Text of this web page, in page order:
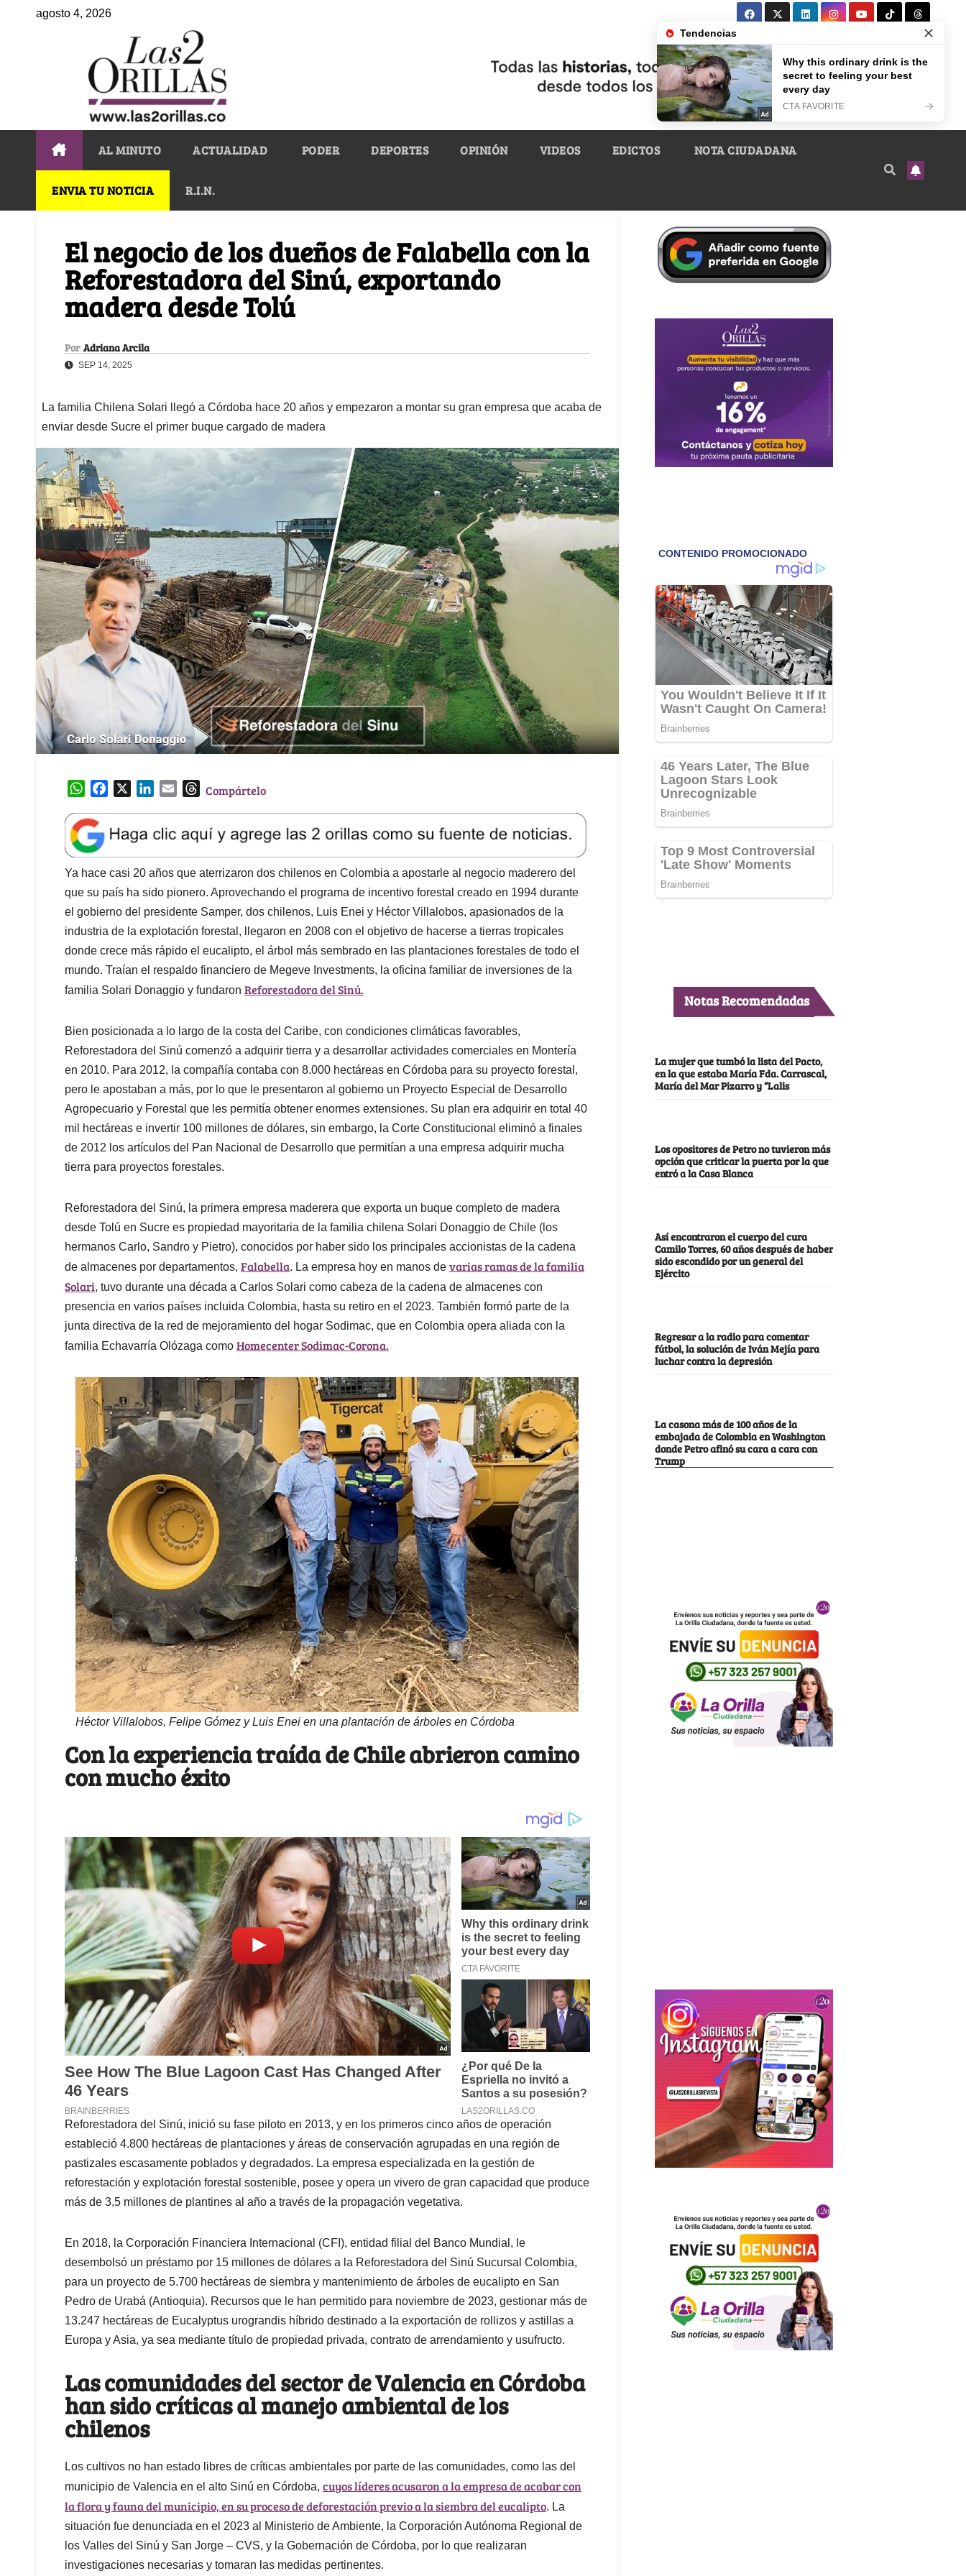
agosto 4, 2026
AL MINUTO ACTUALIDAD PODER DEPORTES OPINIÓN VIDEOS EDICTOS NOTA CIUDADANA
ENVIA TU NOTICIA R.I.N.
El negocio de los dueños de Falabella con la
Reforestadora del Sinú, exportando
madera desde Tolú
Por Adriana Arcila
SEP 14, 2025
La familia Chilena Solari llegó a Córdoba hace 20 años y empezaron a montar su gran empresa que acaba de
enviar desde Sucre el primer buque cargado de madera
W
a
t
s
A
p
p
e
b
o
o
k
k
e
d
I
n
l
T
e
a
d
s
Compártelo
Ya hace casi 20 años que aterrizaron dos chilenos en Colombia a apostarle al negocio maderero del
que su país ha sido pionero. Aprovechando el programa de incentivo forestal creado en 1994 durante
el gobierno del presidente Samper, dos chilenos, Luis Enei y Héctor Villalobos, apasionados de la
industria de la explotación forestal, llegaron en 2008 con el objetivo de hacerse a tierras tropicales
donde crece más rápido el eucalipto, el árbol más sembrado en las plantaciones forestales de todo el
mundo. Traían el respaldo financiero de Megeve Investments, la oficina familiar de inversiones de la
familia Solari Donaggio y fundaron Reforestadora del Sinú.
Bien posicionada a lo largo de la costa del Caribe, con condiciones climáticas favorables,
Reforestadora del Sinú comenzó a adquirir tierra y a desarrollar actividades comerciales en Montería
en 2010. Para 2012, la compañía contaba con 8.000 hectáreas en Córdoba para su proyecto forestal,
pero le apostaban a más, por lo que le presentaron al gobierno un Proyecto Especial de Desarrollo
Agropecuario y Forestal que les permitía obtener enormes extensiones. Su plan era adquirir en total 40
mil hectáreas e invertir 100 millones de dólares, sin embargo, la Corte Constitucional eliminó a finales
de 2012 los artículos del Pan Nacional de Desarrollo que permitían a una empresa adquirir mucha
tierra para proyectos forestales.
Reforestadora del Sinú, la primera empresa maderera que exporta un buque completo de madera
desde Tolú en Sucre es propiedad mayoritaria de la familia chilena Solari Donaggio de Chile (los
hermanos Carlo, Sandro y Pietro), conocidos por haber sido los principales accionistas de la cadena
de almacenes por departamentos, Falabella. La empresa hoy en manos de varias ramas de la familia
Solari, tuvo durante una década a Carlos Solari como cabeza de la cadena de almacenes con
presencia en varios países incluida Colombia, hasta su retiro en el 2023. También formó parte de la
junta directiva de la red de mejoramiento del hogar Sodimac, que en Colombia opera aliada con la
familia Echavarría Olózaga como Homecenter Sodimac-Corona.
Héctor Villalobos, Felipe Gómez y Luis Enei en una plantación de árboles en Córdoba
Con la experiencia traída de Chile abrieron camino
con mucho éxito
Reforestadora del Sinú, inició su fase piloto en 2013, y en los primeros cinco años de operación
estableció 4.800 hectáreas de plantaciones y áreas de conservación agrupadas en una región de
pastizales escasamente poblados y degradados. La empresa especializada en la gestión de
reforestación y explotación forestal sostenible, posee y opera un vivero de gran capacidad que produce
más de 3,5 millones de plantines al año a través de la propagación vegetativa.
En 2018, la Corporación Financiera Internacional (CFI), entidad filial del Banco Mundial, le
desembolsó un préstamo por 15 millones de dólares a la Reforestadora del Sinú Sucursal Colombia,
para un proyecto de 5.700 hectáreas de siembra y mantenimiento de árboles de eucalipto en San
Pedro de Urabá (Antioquia). Recursos que le han permitido para noviembre de 2023, gestionar más de
13.247 hectáreas de Eucalyptus urograndis híbrido destinado a la exportación de rollizos y astillas a
Europa y Asia, ya sea mediante título de propiedad privada, contrato de arrendamiento y usufructo.
Las comunidades del sector de Valencia en Córdoba
han sido críticas al manejo ambiental de los
chilenos
Los cultivos no han estado libres de críticas ambientales por parte de las comunidades, como las del
municipio de Valencia en el alto Sinú en Córdoba, cuyos líderes acusaron a la empresa de acabar con
la flora y fauna del municipio, en su proceso de deforestación previo a la siembra del eucalipto. La
situación fue denunciada en el 2023 al Ministerio de Ambiente, la Corporación Autónoma Regional de
los Valles del Sinú y San Jorge – CVS, y la Gobernación de Córdoba, por lo que realizaran
investigaciones necesarias y tomaran las medidas pertinentes.
Notas Recomendadas
La mujer que tumbó la lista del Pacto,
en la que estaba María Fda. Carrascal,
María del Mar Pizarro y “Lalis
Los opositores de Petro no tuvieron más
opción que criticar la puerta por la que
entró a la Casa Blanca
Así encontraron el cuerpo del cura
Camilo Torres, 60 años después de haber
sido escondido por un general del
Ejército
Regresar a la radio para comentar
fútbol, la solución de Iván Mejía para
luchar contra la depresión
La casona más de 100 años de la
embajada de Colombia en Washington
donde Petro afinó su cara a cara con
Trump